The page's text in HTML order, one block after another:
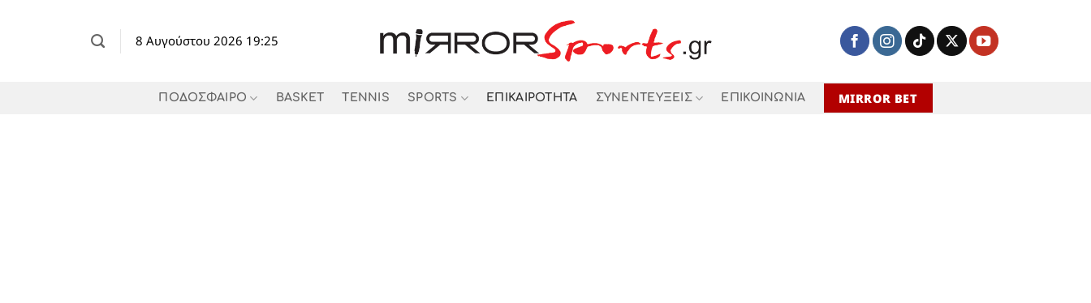
8 Αυγούστου 2026 19:25
ΠΟΔΟΣΦΑΙΡΟ BASKET TENNIS SPORTS ΕΠΙΚΑΙΡΟΤΗΤΑ ΣΥΝΕΝΤΕΥΞΕΙΣ ΕΠΙΚΟΙΝΩΝΙΑ MIRROR BET